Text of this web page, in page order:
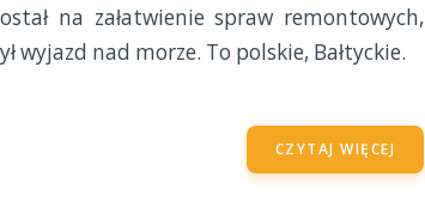
na załatwienie spraw remontowych,
wyjazd nad morze. To polskie, Bałtyckie.
CZYTAJ WIĘCEJ